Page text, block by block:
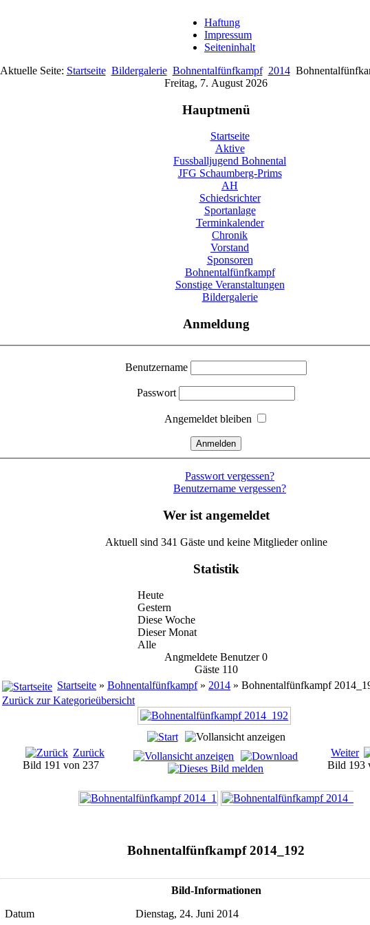
Haftung
Impressum
Seiteninhalt
Aktuelle Seite: Startseite Bildergalerie Bohnentalfünfkampf 2014
Freitag, 7. August 2026
Hauptmenü
Startseite
Aktive
Fussballjugend Bohnental
JFG Schaumberg-Prims
AH
Schiedsrichter
Sportanlage
Terminkalender
Chronik
Vorstand
Sponsoren
Bohnentalfünfkampf
Sonstige Veranstaltungen
Bildergalerie
Anmeldung
Benutzername
Passwort
Angemeldet bleiben
Passwort vergessen?
Benutzername vergessen?
Wer ist angemeldet
Aktuell sind 341 Gäste und keine Mitglieder online
Statistik
Heute
Gestern
Diese Woche
Dieser Monat
Alle
Angmeldete Benutzer 0
Gäste 110
Startseite » Bohnentalfünfkampf» 2014 » Bohnentalfünfkampf
Zurück zur Kategorieübersicht
Zurück
Bild 191 von 237
Weiter
Bild 193
Bohnentalfünfkampf 2014_192
Bild-Informationen
Datum Dienstag, 24. Juni 2014